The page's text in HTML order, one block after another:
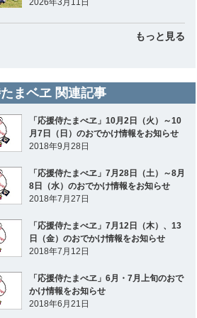
2026年3月11日
もっと見る
まベヱ 関連記事
「応援侍たまべヱ」10月2日（火）～10
月7日（日）のおでかけ情報をお知らせ
2018年9月28日
「応援侍たまべヱ」7月28日（土）～8月
8日（水）のおでかけ情報をお知らせ
2018年7月27日
「応援侍たまべヱ」7月12日（木）、13
日（金）のおでかけ情報をお知らせ
2018年7月12日
「応援侍たまべヱ」6月・7月上旬のおで
かけ情報をお知らせ
2018年6月21日